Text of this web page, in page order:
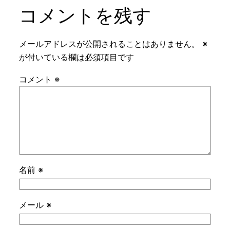
コメントを残す
メールアドレスが公開されることはありません。
※
が付いている欄は必須項目です
コメント ※
名前 ※
メール ※